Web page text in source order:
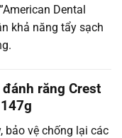
Dental
khả năng tẩy sạch
răng Crest
bảo vệ chống lại các